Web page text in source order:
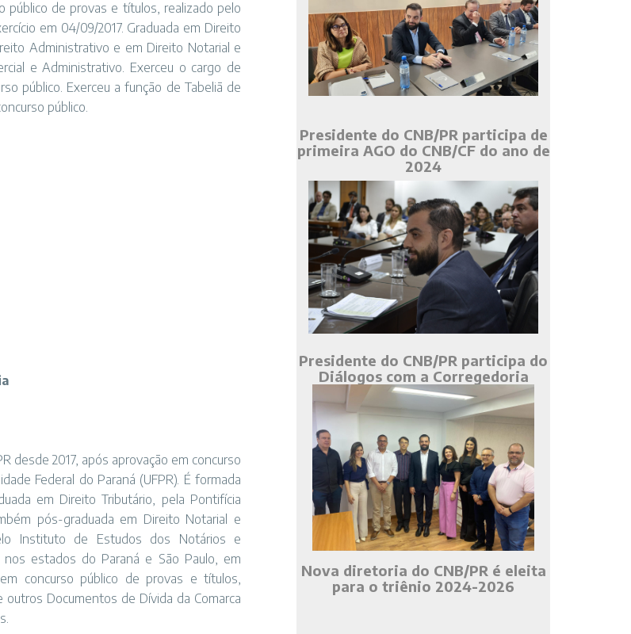
público de provas e títulos, realizado pelo
em 04/09/2017. Graduada em Direito
Administrativo e em Direito Notarial e
e Administrativo. Exerceu o cargo de
público. Exerceu a função de Tabeliã de
público.
desde 2017, após aprovação em concurso
Federal do Paraná (UFPR). É formada
em Direito Tributário, pela Pontifícia
pós-graduada em Direito Notarial e
Instituto de Estudos dos Notários e
estados do Paraná e São Paulo, em
concurso público de provas e títulos,
Documentos de Dívida da Comarca
Presidente do CNB/PR participa de
primeira AGO do CNB/CF do ano de
2024
Presidente do CNB/PR participa do
Diálogos com a Corregedoria
Nova diretoria do CNB/PR é eleita
para o triênio 2024-2026